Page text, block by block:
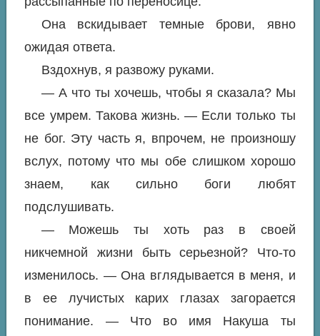
Она вскидывает темные брови, явно
ожидая ответа.
Вздохнув, я развожу руками.
— А что ты хочешь, чтобы я сказала? Мы
все умрем. Такова жизнь. — Если только ты
не бог. Эту часть я, впрочем, не произношу
вслух, потому что мы обе слишком хорошо
знаем, как сильно боги любят
подслушивать.
— Можешь ты хоть раз в своей
никчемной жизни быть серьезной? Что-то
изменилось. — Она вглядывается в меня, и
в ее лучистых карих глазах загорается
понимание. — Что во имя Накуша ты